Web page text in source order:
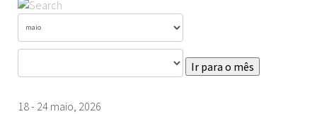
Ir para o mês
18 - 24 maio, 2026